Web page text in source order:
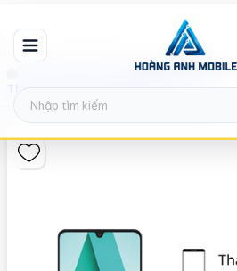
Thay màn hình Samsung
Thay màn hình Samsung Galaxy A33 5G